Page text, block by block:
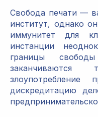
Свобода печати —
институт, однако
иммунитет для
инстанции
границы
злоупотребление
дискредитацию